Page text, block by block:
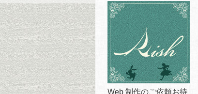
Web 制作のご依頼お待